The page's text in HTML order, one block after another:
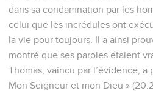
dans sa condamnation par les
celui que les incrédules ont
la vie pour toujours. Il a ainsi
montré que ses paroles étaient
Thomas, vaincu par l’évidence, a
Mon Seigneur et mon Dieu »